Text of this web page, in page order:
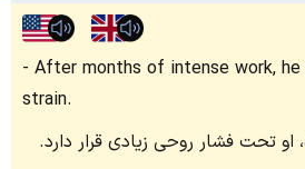
After months of intense work,
strain.
او تحت فشار روحی زیادی قرار دارد.